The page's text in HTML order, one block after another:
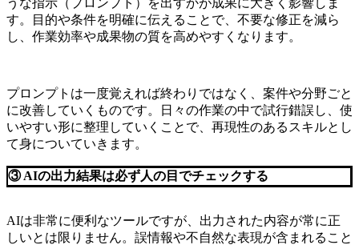
す。目的や条件を明確に伝えることで、不要な修正を減ら
し、作業効率や成果物の質を高めやすくなります。
プロンプトは一度覚えれば終わりではなく、案件や分野ごと
に改善していくものです。日々の作業の中で試行錯誤し、使
いやすい形に整理していくことで、再現性のあるスキルとし
て身についていきます。
③ AIの出力結果は必ず人の目でチェックする
AIは非常に便利なツールですが、出力された内容が常に正
しいとは限りません。誤情報や不自然な表現が含まれること